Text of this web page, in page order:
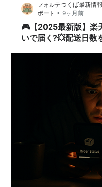
フォルテつくば最新情
ポート • 9ヶ月前
🎮【2025最新版】楽
いで届く?💥配送日数